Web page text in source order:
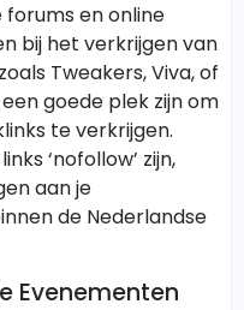
en online
bij het verkrijgen van
Tweakers, Viva, of
goede plek zijn om
te verkrijgen.
‘nofollow’ zijn,
aan je
de Nederlandse
Evenementen